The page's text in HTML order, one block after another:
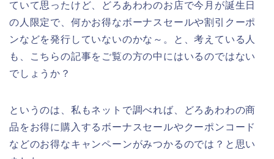
ていて思ったけど、どろあわわのお店で今月が誕生日
の人限定で、何かお得なボーナスセールや割引クーポ
ンなどを発行していないのかな～。と、考えている人
も、こちらの記事をご覧の方の中にはいるのではない
でしょうか？
というのは、私もネットで調べれば、どろあわわの商
品をお得に購入するボーナスセールやクーポンコード
などのお得なキャンペーンがみつかるのでは？と思い